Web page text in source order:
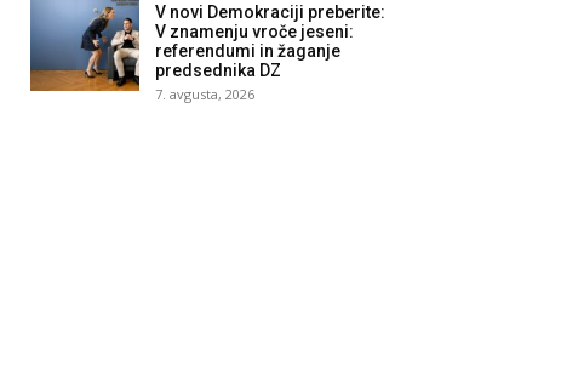
V novi Demokraciji preberite:
V znamenju vroče jeseni:
referendumi in žaganje
predsednika DZ
7. avgusta, 2026